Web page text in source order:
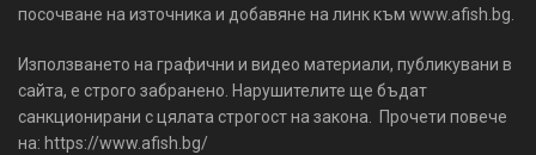
посочване на източника и добавяне на линк към www.afish.bg.
Използването на графични и видео материали, публикувани в
сайта, е строго забранено. Нарушителите ще бъдат
санкционирани с цялата строгост на закона. Прочети повече
на: https://www.afish.bg/